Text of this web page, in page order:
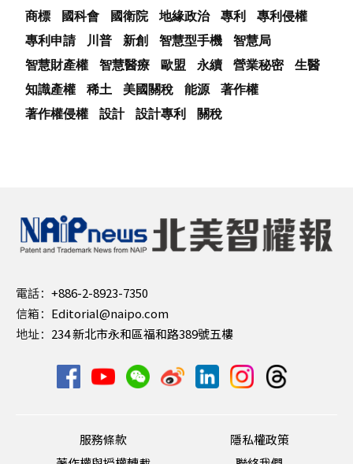
商標
國科會 國衛院 地緣政治 專利
專利侵權
專利申請
川普 新創 智慧型手機
智慧局
智慧財產權
智慧醫療 歐盟 永續 營業秘密
生醫
知識產權
稀土 美國關稅 能源
著作權
著作權侵權
設計 設計專利 關稅
電話： +886-2-8923-7350
信箱： Editorial@naipo.com
地址： 234 新北市永和區福和路389號五樓
服務條款
隱私權政策